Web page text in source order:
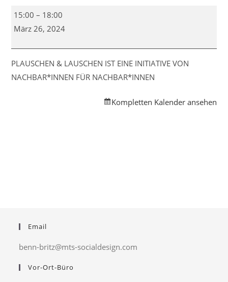
Plauschen
und
-
Nachbarschaftscafé
15:00 – 18:00
März 26, 2024
PLAUSCHEN & LAUSCHEN IST EINE INITIATIVE VON
NACHBAR*INNEN FÜR NACHBAR*INNEN
Kompletten Kalender ansehen
Email
benn-britz@mts-socialdesign.com
Vor-Ort-Büro